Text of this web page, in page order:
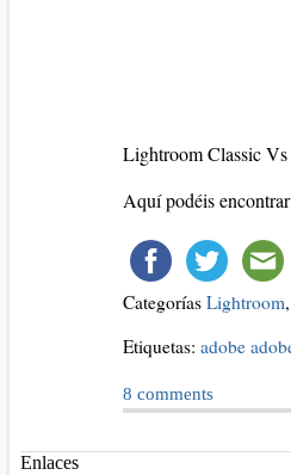
Lightroom Classic
Aquí podéis
Categorías Lightroom,
Etiquetas: adobe
8 comments
Enlaces